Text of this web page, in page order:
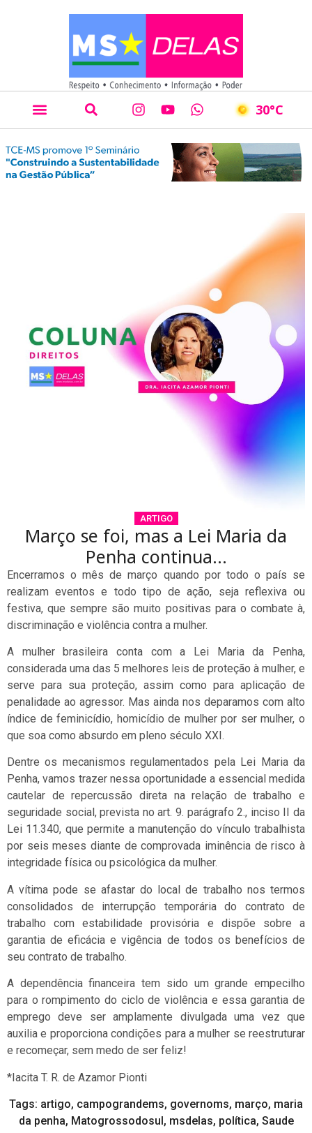
30°C
ARTIGO
Março se foi, mas a Lei Maria da
Penha continua…
Encerramos o mês de março quando por todo o país se
realizam eventos e todo tipo de ação, seja reflexiva ou
festiva, que sempre são muito positivas para o combate à,
discriminação e violência contra a mulher.
A mulher brasileira conta com a Lei Maria da Penha,
considerada uma das 5 melhores leis de proteção à mulher, e
serve para sua proteção, assim como para aplicação de
penalidade ao agressor. Mas ainda nos deparamos com alto
índice de feminicídio, homicídio de mulher por ser mulher, o
que soa como absurdo em pleno século XXI.
Dentre os mecanismos regulamentados pela Lei Maria da
Penha, vamos trazer nessa oportunidade a essencial medida
cautelar de repercussão direta na relação de trabalho e
seguridade social, prevista no art. 9. parágrafo 2., inciso II da
Lei 11.340, que permite a manutenção do vínculo trabalhista
por seis meses diante de comprovada iminência de risco à
integridade física ou psicológica da mulher.
A vítima pode se afastar do local de trabalho nos termos
consolidados de interrupção temporária do contrato de
trabalho com estabilidade provisória e dispõe sobre a
garantia de eficácia e vigência de todos os benefícios de
seu contrato de trabalho.
A dependência financeira tem sido um grande empecilho
para o rompimento do ciclo de violência e essa garantia de
emprego deve ser amplamente divulgada uma vez que
auxilia e proporciona condições para a mulher se reestruturar
e recomeçar, sem medo de ser feliz!
*Iacita T. R. de Azamor Pionti
Tags: artigo, campograndems, governoms, março, maria
da penha, Matogrossodosul, msdelas, política, Saude